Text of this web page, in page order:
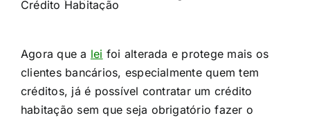
Agora que a lei foi alterada e protege mais os
clientes bancários, especialmente quem tem
créditos, já é possível contratar um crédito
habitação sem que seja obrigatório fazer o